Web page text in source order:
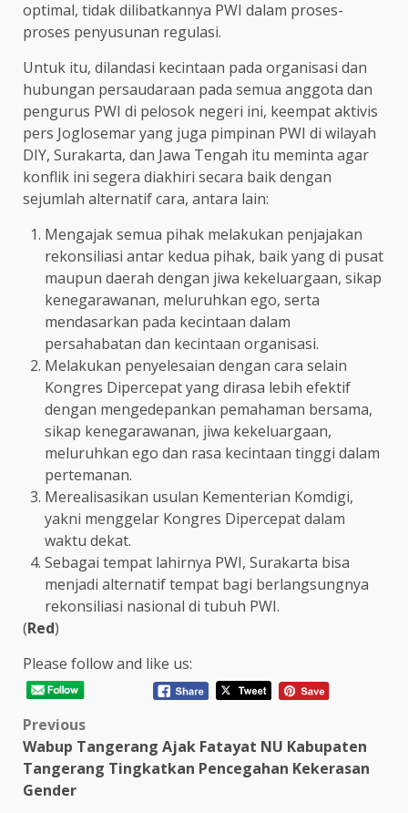
optimal, tidak dilibatkannya PWI dalam proses-
proses penyusunan regulasi.
Untuk itu, dilandasi kecintaan pada organisasi dan
hubungan persaudaraan pada semua anggota dan
pengurus PWI di pelosok negeri ini, keempat aktivis
pers Joglosemar yang juga pimpinan PWI di wilayah
DIY, Surakarta, dan Jawa Tengah itu meminta agar
konflik ini segera diakhiri secara baik dengan
sejumlah alternatif cara, antara lain:
Mengajak semua pihak melakukan penjajakan
rekonsiliasi antar kedua pihak, baik yang di pusat
maupun daerah dengan jiwa kekeluargaan, sikap
kenegarawanan, meluruhkan ego, serta
mendasarkan pada kecintaan dalam
persahabatan dan kecintaan organisasi.
Melakukan penyelesaian dengan cara selain
Kongres Dipercepat yang dirasa lebih efektif
dengan mengedepankan pemahaman bersama,
sikap kenegarawanan, jiwa kekeluargaan,
meluruhkan ego dan rasa kecintaan tinggi dalam
pertemanan.
Merealisasikan usulan Kementerian Komdigi,
yakni menggelar Kongres Dipercepat dalam
waktu dekat.
Sebagai tempat lahirnya PWI, Surakarta bisa
menjadi alternatif tempat bagi berlangsungnya
rekonsiliasi nasional di tubuh PWI.
(Red)
Please follow and like us:
Post
navigation
Previous
Wabup Tangerang Ajak Fatayat NU Kabupaten
Tangerang Tingkatkan Pencegahan Kekerasan
Gender